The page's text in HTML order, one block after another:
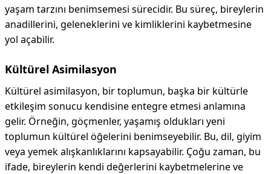
yaşam tarzını benimsemesi sürecidir. Bu süreç, bireylerin
anadillerini, geleneklerini ve kimliklerini kaybetmesine
yol açabilir.
Kültürel Asimilasyon
Kültürel asimilasyon, bir toplumun, başka bir kültürle
etkileşim sonucu kendisine entegre etmesi anlamına
gelir. Örneğin, göçmenler, yaşamış oldukları yeni
toplumun kültürel öğelerini benimseyebilir. Bu, dil, giyim
veya yemek alışkanlıklarını kapsayabilir. Çoğu zaman, bu
ifade, bireylerin kendi değerlerini kaybetmelerine ve